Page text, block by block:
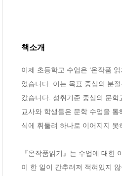
책소개
이제 초등학교 수업은 ‘온작품
었습니다. 이는 목표 중심의 분
갔습니다. 성취기준 중심의 문
교사와 학생들은 문학 수업을
식에 휘둘려 하나로 이어지지 못
『온작품읽기』는 수업에 대한
이 한 일이 간추려져 적혀있지 않